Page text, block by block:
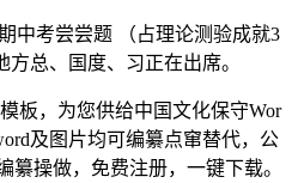
考尝尝题 （占理论测验成就3
方总、国度、习正在出席。
，为您供给中国文化保守Wor
及图片均可编纂点窜替代，公
纂操做，免费注册，一键下载。